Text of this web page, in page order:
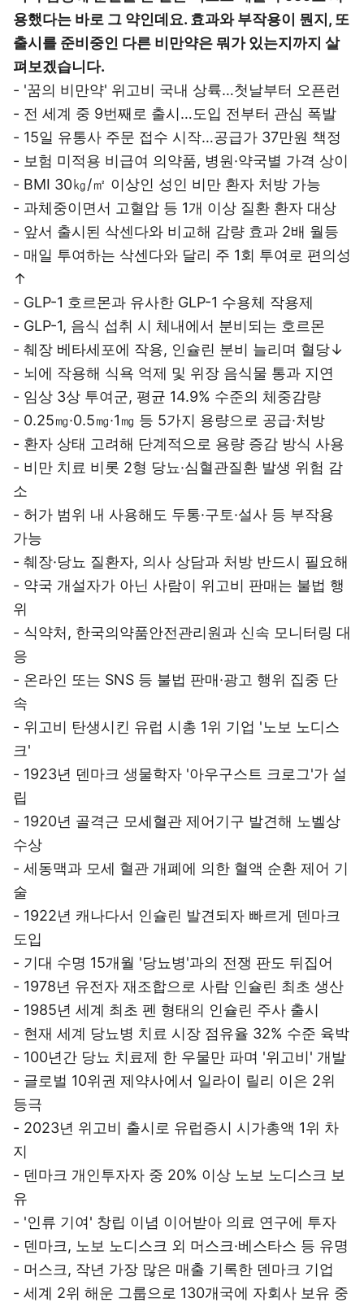
용했다는 바로 그 약인데요. 효과와 부작용이 뭔지, 또
출시를 준비중인 다른 비만약은 뭐가 있는지까지 살
펴보겠습니다.
- '꿈의 비만약' 위고비 국내 상륙…첫날부터 오픈런
- 전 세계 중 9번째로 출시…도입 전부터 관심 폭발
- 15일 유통사 주문 접수 시작…공급가 37만원 책정
- 보험 미적용 비급여 의약품, 병원·약국별 가격 상이
- BMI 30㎏/㎡ 이상인 성인 비만 환자 처방 가능
- 과체중이면서 고혈압 등 1개 이상 질환 환자 대상
- 앞서 출시된 삭센다와 비교해 감량 효과 2배 월등
- 매일 투여하는 삭센다와 달리 주 1회 투여로 편의성
↑
- GLP-1 호르몬과 유사한 GLP-1 수용체 작용제
- GLP-1, 음식 섭취 시 체내에서 분비되는 호르몬
- 췌장 베타세포에 작용, 인슐린 분비 늘리며 혈당↓
- 뇌에 작용해 식욕 억제 및 위장 음식물 통과 지연
- 임상 3상 투여군, 평균 14.9% 수준의 체중감량
- 0.25㎎·0.5㎎·1㎎ 등 5가지 용량으로 공급·처방
- 환자 상태 고려해 단계적으로 용량 증감 방식 사용
- 비만 치료 비롯 2형 당뇨·심혈관질환 발생 위험 감
소
- 허가 범위 내 사용해도 두통·구토·설사 등 부작용
가능
- 췌장·당뇨 질환자, 의사 상담과 처방 반드시 필요해
- 약국 개설자가 아닌 사람이 위고비 판매는 불법 행
위
- 식약처, 한국의약품안전관리원과 신속 모니터링 대
응
- 온라인 또는 SNS 등 불법 판매·광고 행위 집중 단
속
- 위고비 탄생시킨 유럽 시총 1위 기업 '노보 노디스
크'
- 1923년 덴마크 생물학자 '아우구스트 크로그'가 설
립
- 1920년 골격근 모세혈관 제어기구 발견해 노벨상
수상
- 세동맥과 모세 혈관 개폐에 의한 혈액 순환 제어 기
술
- 1922년 캐나다서 인슐린 발견되자 빠르게 덴마크
도입
- 기대 수명 15개월 '당뇨병'과의 전쟁 판도 뒤집어
- 1978년 유전자 재조합으로 사람 인슐린 최초 생산
- 1985년 세계 최초 펜 형태의 인슐린 주사 출시
- 현재 세계 당뇨병 치료 시장 점유율 32% 수준 육박
- 100년간 당뇨 치료제 한 우물만 파며 '위고비' 개발
- 글로벌 10위권 제약사에서 일라이 릴리 이은 2위
등극
- 2023년 위고비 출시로 유럽증시 시가총액 1위 차
지
- 덴마크 개인투자자 중 20% 이상 노보 노디스크 보
유
- '인류 기여' 창립 이념 이어받아 의료 연구에 투자
- 덴마크, 노보 노디스크 외 머스크·베스타스 등 유명
- 머스크, 작년 가장 많은 매출 기록한 덴마크 기업
- 세계 2위 해운 그룹으로 130개국에 자회사 보유 중